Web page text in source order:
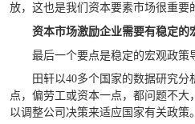
放，这也是我们资本要素市场很重要
资本市场激励企业需要有稳定的
最后一个要点是稳定的宏观政策
田轩以40多个国家的数据研究
点，偏劳工或资本一点，都问题不大
以调整公司决策来适应国家有关政策。